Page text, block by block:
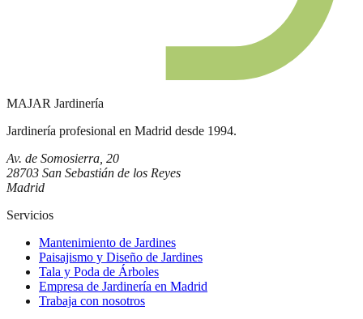
MAJAR Jardinería
Jardinería profesional en Madrid desde 1994.
Av. de Somosierra, 20
28703 San Sebastián de los Reyes
Madrid
Servicios
Mantenimiento de Jardines
Paisajismo y Diseño de Jardines
Tala y Poda de Árboles
Empresa de Jardinería en Madrid
Trabaja con nosotros